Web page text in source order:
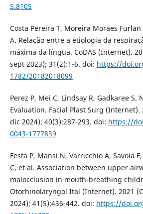
S.8105
Costa Pereira T, Moreira Moraes
A. Relação entre a etiologia da
máxima da língua. CoDAS (Internet).
sept 2023); 31(2):1-6. doi: https://
1782/20182018099
Perez P, Mei C, Lindsay R, Gadkaree S.
Evaluation. Facial Plast Surg (Internet).
dic 2024); 40(3):287-293. doi: https://
0043-1777839
Festa P, Mansi N, Varricchio A, Savoia
C, et al. Association between upper
malocclusion in mouth-breathing
Otorhinolaryngol Ital (Internet). 2021
2024); 41(5):436-442. doi: https://